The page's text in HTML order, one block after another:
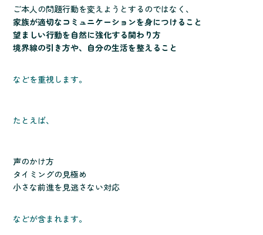
ご本人の問題行動を変えようとするのではなく、
家族が適切なコミュニケーションを身につけること
望ましい行動を自然に強化する関わり方
境界線の引き方や、自分の生活を整えること
などを重視します。
たとえば、
声のかけ方
タイミングの見極め
小さな前進を見逃さない対応
などが含まれます。